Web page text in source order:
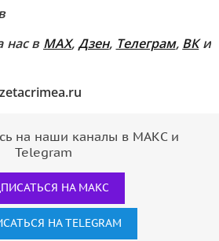
нас в MAX, Дзен, Телеграм, ВКи
на наши каналы в МАКС и
Telegram
НА МАКС
НА TELEGRAM